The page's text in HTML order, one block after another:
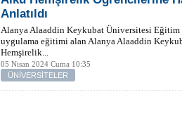
Anlatıldı
Alanya Alaaddin Keykubat Üniversitesi Eğitim
uygulama eğitimi alan Alanya Alaaddin
Hemşirelik...
05 Nisan 2024 Cuma 10:35
ÜNİVERSİTELER